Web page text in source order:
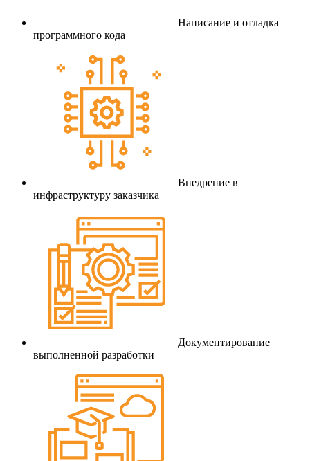
Написание и отладка
программного кода
Внедрение в
инфраструктуру заказчика
Документирование
выполненной разработки